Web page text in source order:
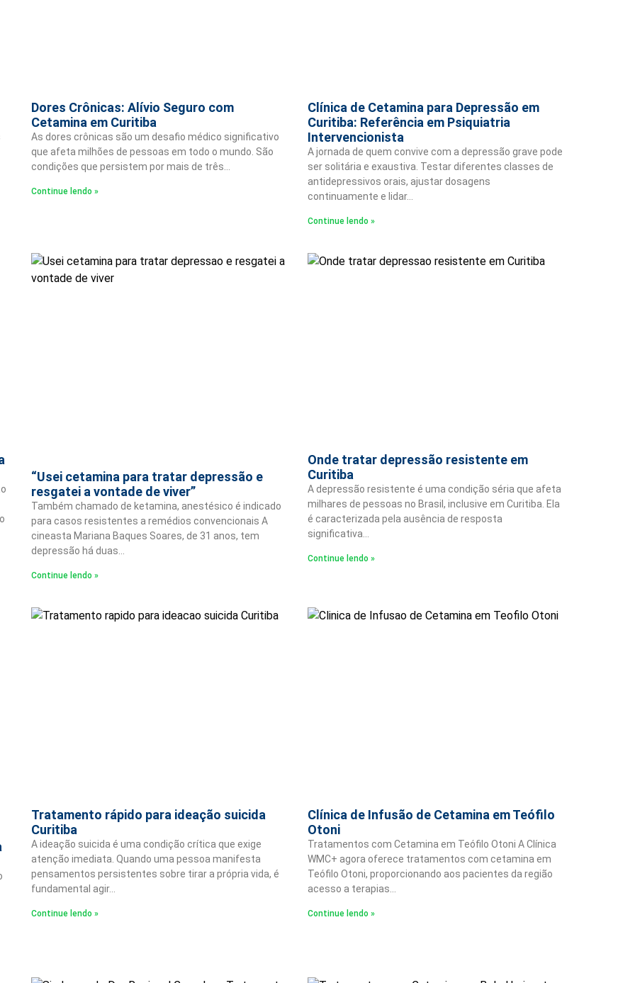
Dores Crônicas: Alívio Seguro com
Cetamina em Curitiba
As dores crônicas são um desafio médico significativo
que afeta milhões de pessoas em todo o mundo. São
condições que persistem por mais de três…
Continue lendo »
Clínica de Cetamina para Depressão em
Curitiba: Referência em Psiquiatria
Intervencionista
A jornada de quem convive com a depressão grave pode
ser solitária e exaustiva. Testar diferentes classes de
antidepressivos orais, ajustar dosagens
continuamente e lidar…
Continue lendo »
“Usei cetamina para tratar depressão e
resgatei a vontade de viver”
Também chamado de ketamina, anestésico é indicado
para casos resistentes a remédios convencionais A
cineasta Mariana Baques Soares, de 31 anos, tem
depressão há duas…
Continue lendo »
Onde tratar depressão resistente em
Curitiba
A depressão resistente é uma condição séria que afeta
milhares de pessoas no Brasil, inclusive em Curitiba. Ela
é caracterizada pela ausência de resposta
significativa…
Continue lendo »
Tratamento rápido para ideação suicida
Curitiba
A ideação suicida é uma condição crítica que exige
atenção imediata. Quando uma pessoa manifesta
pensamentos persistentes sobre tirar a própria vida, é
fundamental agir…
Continue lendo »
Clínica de Infusão de Cetamina em Teófilo
Otoni
Tratamentos com Cetamina em Teófilo Otoni A Clínica
WMC+ agora oferece tratamentos com cetamina em
Teófilo Otoni, proporcionando aos pacientes da região
acesso a terapias…
Continue lendo »